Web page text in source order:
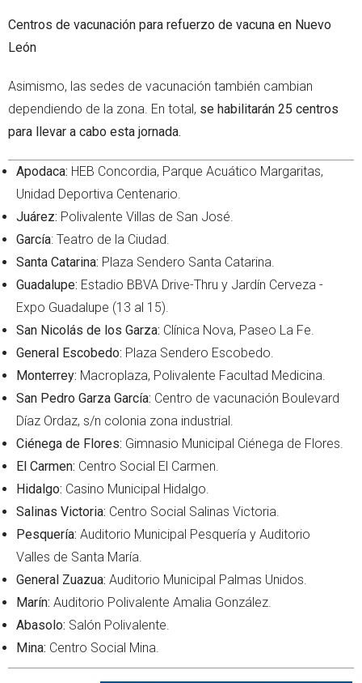
Centros de vacunación para refuerzo de vacuna en Nuevo
León
Asimismo, las sedes de vacunación también cambian
dependiendo de la zona. En total, se habilitarán 25 centros
para llevar a cabo esta jornada.
Apodaca: HEB Concordia, Parque Acuático Margaritas,
Unidad Deportiva Centenario.
Juárez: Polivalente Villas de San José.
García: Teatro de la Ciudad.
Santa Catarina: Plaza Sendero Santa Catarina.
Guadalupe: Estadio BBVA Drive-Thru y Jardín Cerveza -
Expo Guadalupe (13 al 15).
San Nicolás de los Garza: Clínica Nova, Paseo La Fe.
General Escobedo: Plaza Sendero Escobedo.
Monterrey: Macroplaza, Polivalente Facultad Medicina.
San Pedro Garza García: Centro de vacunación Boulevard
Díaz Ordaz, s/n colonia zona industrial.
Ciénega de Flores: Gimnasio Municipal Ciénega de Flores.
El Carmen: Centro Social El Carmen.
Hidalgo: Casino Municipal Hidalgo.
Salinas Victoria: Centro Social Salinas Victoria.
Pesquería: Auditorio Municipal Pesquería y Auditorio
Valles de Santa María.
General Zuazua: Auditorio Municipal Palmas Unidos.
Marín: Auditorio Polivalente Amalia González.
Abasolo: Salón Polivalente.
Mina: Centro Social Mina.